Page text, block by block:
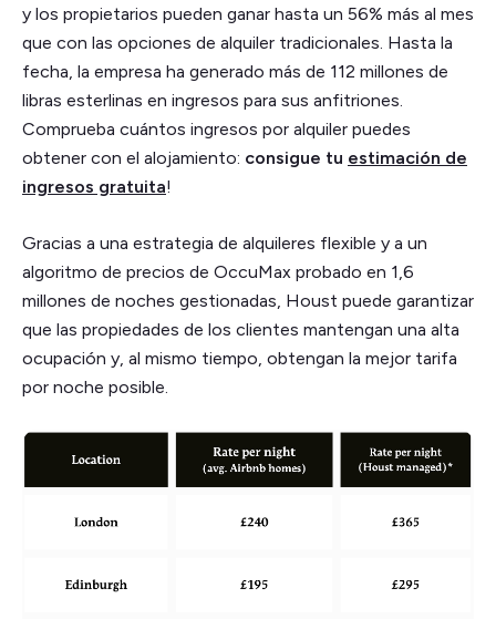
y los propietarios pueden ganar hasta un 56% más al mes
que con las opciones de alquiler tradicionales. Hasta la
fecha, la empresa ha generado más de 112 millones de
libras esterlinas en ingresos para sus anfitriones.
Comprueba cuántos ingresos por alquiler puedes
obtener con el alojamiento: consigue tu estimación de
ingresos gratuita!
Gracias a una estrategia de alquileres flexible y a un
algoritmo de precios de OccuMax probado en 1,6
millones de noches gestionadas, Houst puede garantizar
que las propiedades de los clientes mantengan una alta
ocupación y, al mismo tiempo, obtengan la mejor tarifa
por noche posible.